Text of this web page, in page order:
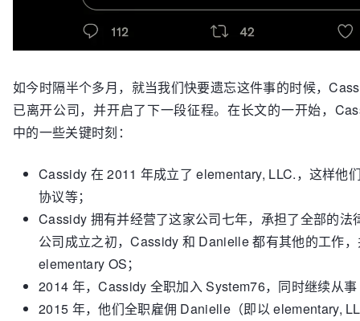
如今时隔半个多月，就当我们快要遗忘这件事的时候，
已离开公司，并开启了下一段征程。在长文的一开始，
中的一些关键时刻：
Cassidy 在 2011 年成立了 elementary, LLC.，这样他
协议等；
Cassidy 拥有并经营了这家公司七年，承担了全部的
公司成立之初，Cassidy 和 Danielle 都有其他的工作
elementary OS；
2014 年，Cassidy 全职加入 System76，同时继续从
2015 年，他们全职雇佣 Danielle（即以 elementary,